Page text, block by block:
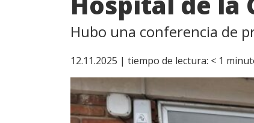
Hubo una conferencia de
12.11.2025 | tiempo de lectura: < 1